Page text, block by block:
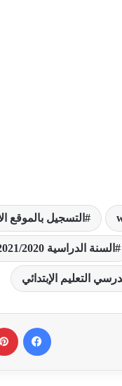
التسجيل بالموقع
السنة الدراسية 2021/2020
التعليم الإبتدائي